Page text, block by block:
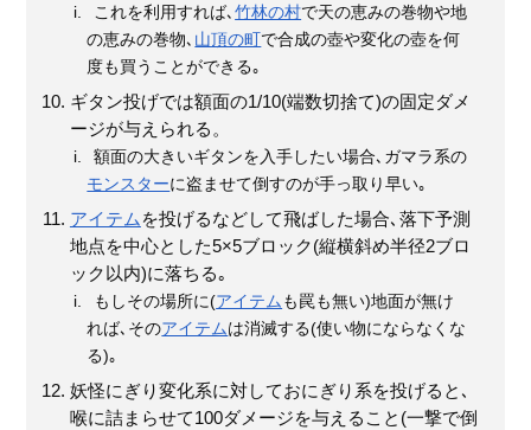
これを利用すれば､竹林の村で天の恵みの巻物や地
の恵みの巻物､ 山頂の町で合成の壺や変化の壺を何
度も買うことができる｡
ギタン投げでは額面の1/10(端数切捨て)の固定ダメ
ージが与えられる。
額面の大きいギタンを入手したい場合､ガマラ系の
モンスターに盗ませて倒すのが手っ取り早い｡
アイテム を投げるなどして飛ばした場合､落下予測
地点を中心とした5×5ブロック(縦横斜め半径2ブロ
ック以内)に落ちる｡
もしその場所に(アイテム も罠も無い)地面が無け
れば､そのアイテムは消滅する(使い物にならなくな
る)｡
妖怪にぎり変化系に対しておにぎり系を投げると､
喉に詰まらせて100ダメージを与えること(一撃で倒